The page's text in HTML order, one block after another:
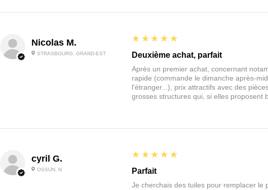
Nicolas M.
STRASBOURG, GRAND-EST
5
★★★★★
Deuxième achat, parfait
Après un premier achat, concernant
rapide (commande le dimanche après-
l'étranger...), prix attractifs avec des
grosses structures qui, si elles proposent
cyril G.
OSSUN, N
5
★★★★★
Parfait
Je cherchais des tuiles pour remplacer le